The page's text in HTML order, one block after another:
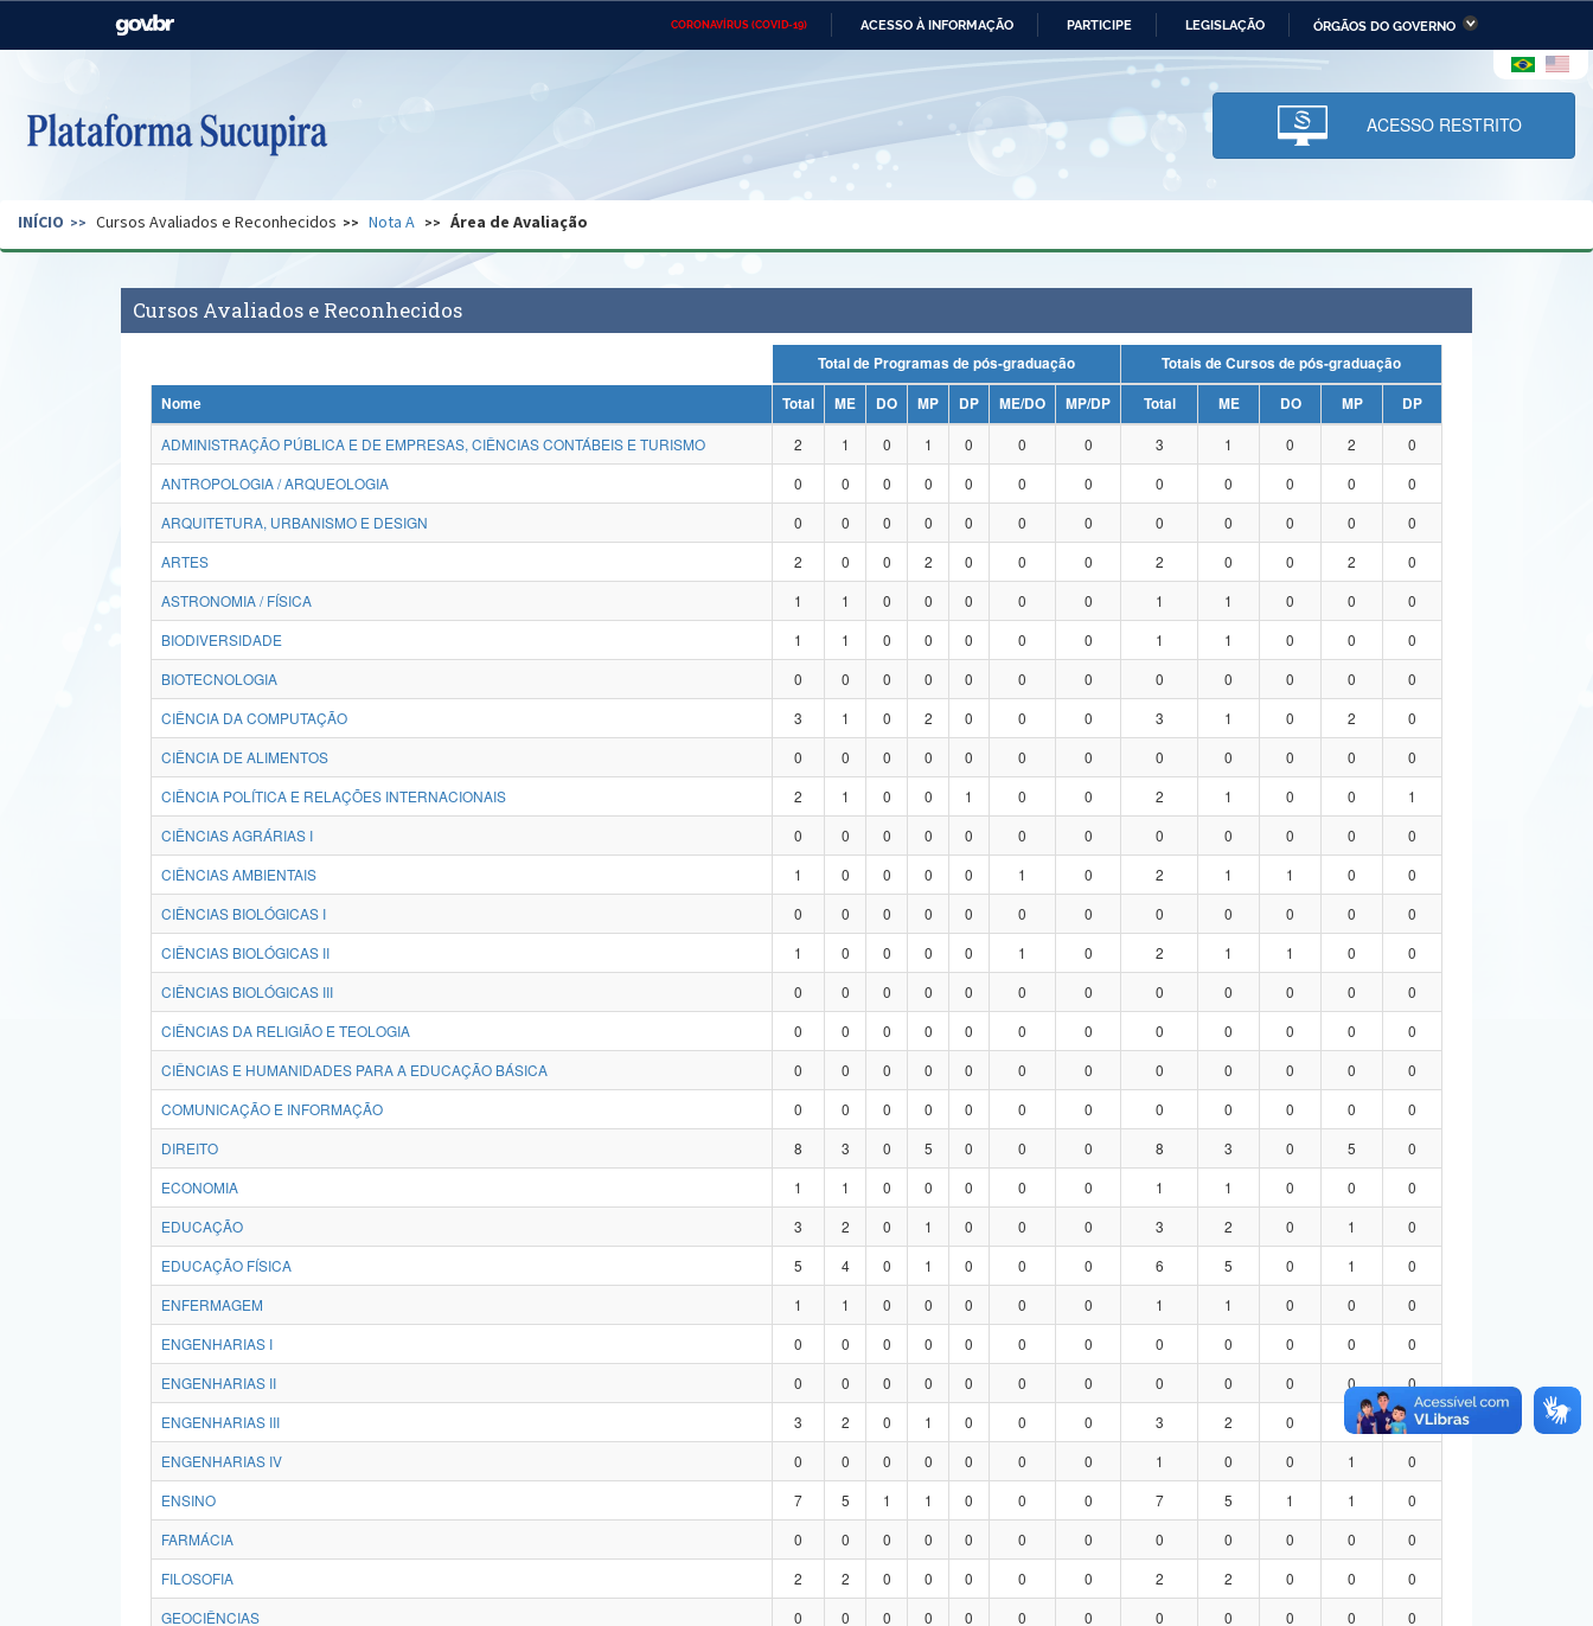
CORONAVÍRUS (COVID-19) ACESSO À INFORMAÇÃO PARTICIPE LEGISLAÇÃO ÓRGÃOS DO GOVERNO
Casa Civil Ministério das Relações Ministério da Economia Ministério da Infraestrutura
Pecuária e Abastecimento
Ministério da Ciência,
Tecnologia, Inovações e
Comunicações
Ministério do Desenvolvimento
Regional e dos Direitos Humanos
Secretaria de Governo Gabinete de Segurança Advocacia-Geral da União Banco Central do Brasil Planalto
ACESSO RESTRITO
INÍCIO Cursos Avaliados e Reconhecidos Nota A Área de Avaliação
Cursos Avaliados e Reconhecidos
Total de Programas de pós-graduação
Totais de Cursos de pós-graduação
Nome
Total ME DO MP DP ME/DO MP/DP Total ME DO MP
DP
ADMINISTRAÇÃO PÚBLICA E DE EMPRESAS, CIÊNCIAS CONTÁBEIS E TURISMO
2 1 0 1 0 0 0 3 1 0 2
0
ANTROPOLOGIA / ARQUEOLOGIA
0 0 0 0 0 0 0 0 0 0 0
0
ARQUITETURA, URBANISMO E DESIGN
0 0 0 0 0 0 0 0 0 0 0
0
ARTES
2 0 0 2 0 0 0 2 0 0 2
0
ASTRONOMIA / FÍSICA
1 1 0 0 0 0 0 1 1 0 0
0
BIODIVERSIDADE
1 1 0 0 0 0 0 1 1 0 0
0
BIOTECNOLOGIA
0 0 0 0 0 0 0 0 0 0 0
0
CIÊNCIA DA COMPUTAÇÃO
3 1 0 2 0 0 0 3 1 0 2
0
CIÊNCIA DE ALIMENTOS
0 0 0 0 0 0 0 0 0 0 0
0
CIÊNCIA POLÍTICA E RELAÇÕES INTERNACIONAIS
2 1 0 0 1 0 0 2 1 0 0
1
CIÊNCIAS AGRÁRIAS I
0 0 0 0 0 0 0 0 0 0 0
0
CIÊNCIAS AMBIENTAIS
1 0 0 0 0 1 0 2 1 1 0
0
CIÊNCIAS BIOLÓGICAS I
0 0 0 0 0 0 0 0 0 0 0
0
CIÊNCIAS BIOLÓGICAS II
1 0 0 0 0 1 0 2 1 1 0
0
CIÊNCIAS BIOLÓGICAS III
0 0 0 0 0 0 0 0 0 0 0
0
CIÊNCIAS DA RELIGIÃO E TEOLOGIA
0 0 0 0 0 0 0 0 0 0 0
0
CIÊNCIAS E HUMANIDADES PARA A EDUCAÇÃO BÁSICA
0 0 0 0 0 0 0 0 0 0 0
0
COMUNICAÇÃO E INFORMAÇÃO
0 0 0 0 0 0 0 0 0 0 0
0
DIREITO
8 3 0 5 0 0 0 8 3 0 5
0
ECONOMIA
1 1 0 0 0 0 0 1 1 0 0
0
EDUCAÇÃO
3 2 0 1 0 0 0 3 2 0 1
0
EDUCAÇÃO FÍSICA
5 4 0 1 0 0 0 6 5 0 1
0
ENFERMAGEM
1 1 0 0 0 0 0 1 1 0 0
0
ENGENHARIAS I
0 0 0 0 0 0 0 0 0 0 0
0
ENGENHARIAS II
0 0 0 0 0 0 0 0 0 0 0
0
ENGENHARIAS III
3 2 0 1 0 0 0 3 2 0
0
ENGENHARIAS IV
0 0 0 0 0 0 0 1 0 0 1
0
ENSINO
7 5 1 1 0 0 0 7 5 1 1
0
FARMÁCIA
0 0 0 0 0 0 0 0 0 0 0
0
FILOSOFIA
2 2 0 0 0 0 0 2 2 0 0
0
GEOCIÊNCIAS
0 0 0 0 0 0 0 0 0 0 0
0